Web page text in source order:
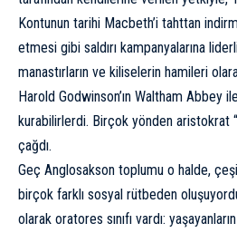
Kontunun tarihi Macbeth’i tahttan
etmesi gibi saldırı kampanyalarına
manastırların ve kiliselerin hamileri
Harold Godwinson’ın Waltham Abbey
kurabilirlerdi. Birçok yönden aristokrat
çağdı.
Geç Anglosakson toplumu o halde,
birçok farklı sosyal rütbeden
olarak oratores sınıfı vardı: